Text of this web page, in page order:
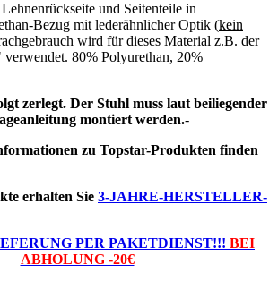
und Seitenteile in
Bezug mit lederähnlicher Optik (kein
wird für dieses Material z.B. der
80% Polyurethan, 20%
zerlegt. Der Stuhl muss laut beiliegender
montiert werden.-
zu Topstar-Produkten finden
erhalten Sie 3-JAHRE-HERSTELLER-
PER PAKETDIENST!!! BEI
ABHOLUNG -20€